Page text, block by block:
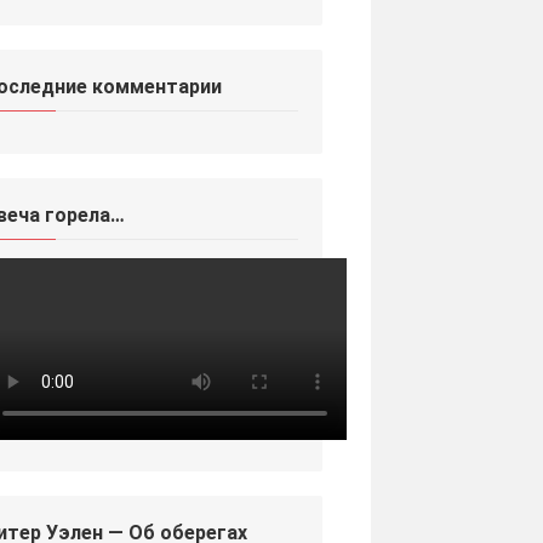
комментарии
горела…
Уэлен — Об оберегах